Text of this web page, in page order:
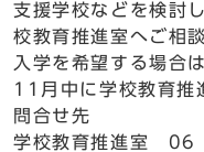
支援学校などを検討
校教育推進室へご相
入学を希望する場合
11月中に学校教育推
問合せ先
学校教育推進室